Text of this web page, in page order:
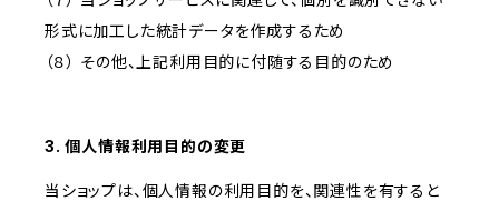
形式に加工した統計データを作成するため
（８） その他、上記利用目的に付随する目的のため
3. 個人情報利用目的の変更
当ショップは、個人情報の利用目的を、関連性を有すると